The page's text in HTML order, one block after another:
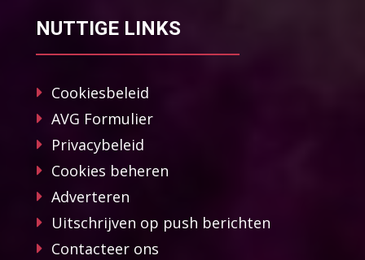
NUTTIGE LINKS
Cookiesbeleid
AVG Formulier
Privacybeleid
Cookies beheren
Adverteren
Uitschrijven op push berichten
Contacteer ons